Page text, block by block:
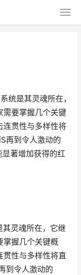
统是其灵魂所在，
需要掌握几个关键
连贯性与多样性将
再到令人激动的
著增加获得的红
灵魂所在，它继
掌握几个关键概
贯性与多样性将直
到令人激动的